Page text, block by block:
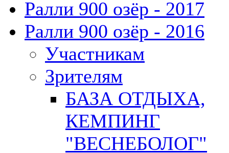
Ралли 900 озёр - 2017
Ралли 900 озёр - 2016
Участникам
Зрителям
БАЗА ОТДЫХА,
КЕМПИНГ
"ВЕСНЕБОЛОГ"